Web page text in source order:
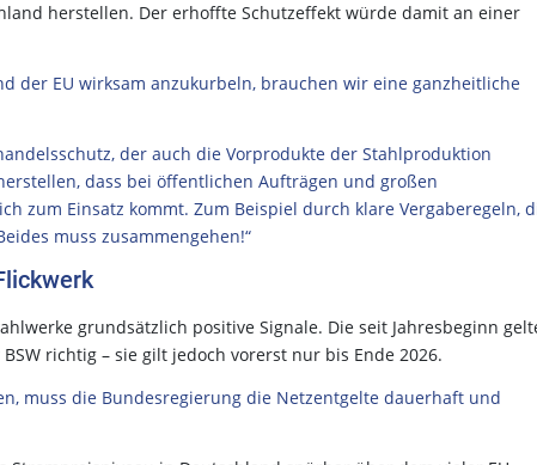
herstellen. Der erhoffte Schutzeffekt würde damit an einer
der EU wirksam anzukurbeln, brauchen wir eine ganzheitliche
der auch die Vorprodukte der Stahlproduktion
dass bei öffentlichen Aufträgen und großen
zum Einsatz kommt. Zum Beispiel durch klare Vergaberegeln,
muss zusammengehen!“
grundsätzlich positive Signale. Die seit Jahresbeginn
richtig – sie gilt jedoch vorerst nur bis Ende 2026.
muss die Bundesregierung die Netzentgelte dauerhaft und